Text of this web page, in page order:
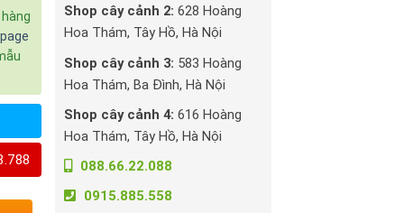
Shop cây cảnh 2: 628 Hoàng
Hoa Thám, Tây Hồ, Hà Nội
Shop cây cảnh 3: 583 Hoàng
Hoa Thám, Ba Đình, Hà Nội
Shop cây cảnh 4: 616 Hoàng
Hoa Thám, Tây Hồ, Hà Nội
088.66.22.088
0915.885.558